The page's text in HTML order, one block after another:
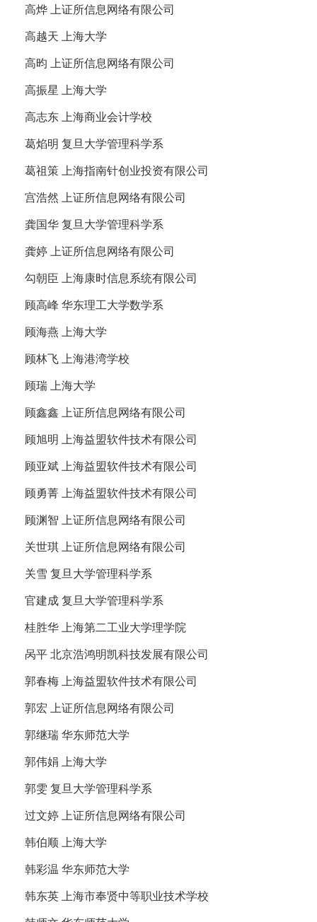
高烨 上证所信息网络有限公司
高越天 上海大学
高昀 上证所信息网络有限公司
高振星 上海大学
高志东 上海商业会计学校
葛焰明 复旦大学管理科学系
葛祖策 上海指南针创业投资有限公司
宫浩然 上证所信息网络有限公司
龚国华 复旦大学管理科学系
龚婷 上证所信息网络有限公司
勾朝臣 上海康时信息系统有限公司
顾高峰 华东理工大学数学系
顾海燕 上海大学
顾林飞 上海港湾学校
顾瑞 上海大学
顾鑫鑫 上证所信息网络有限公司
顾旭明 上海益盟软件技术有限公司
顾亚斌 上海益盟软件技术有限公司
顾勇菁 上海益盟软件技术有限公司
顾渊智 上证所信息网络有限公司
关世琪 上证所信息网络有限公司
关雪 复旦大学管理科学系
官建成 复旦大学管理科学系
桂胜华 上海第二工业大学理学院
呙平 北京浩鸿明凯科技发展有限公司
郭春梅 上海益盟软件技术有限公司
郭宏 上证所信息网络有限公司
郭继瑞 华东师范大学
郭伟娟 上海大学
郭雯 复旦大学管理科学系
过文婷 上证所信息网络有限公司
韩伯顺 上海大学
韩彩温 华东师范大学
韩东英 上海市奉贤中等职业技术学校